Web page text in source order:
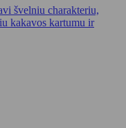
švelniu charakteriu,
kakavos kartumu ir